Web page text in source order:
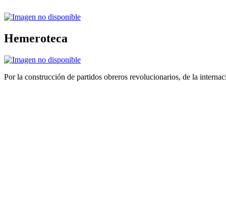
Hemeroteca
Por la construcción de partidos obreros revolucionarios, de la